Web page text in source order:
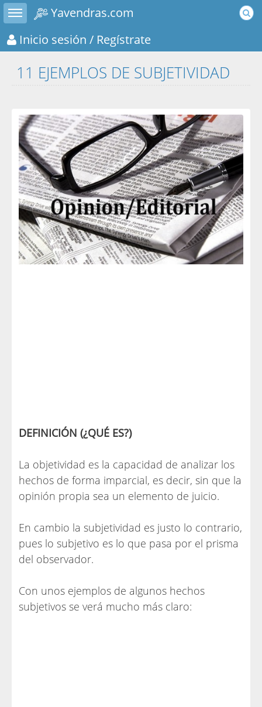
Toggle sidebar
Yavendras.com
Inicio sesión / Regístrate
11 EJEMPLOS DE SUBJETIVIDAD
DEFINICIÓN (¿QUÉ ES?)
La objetividad es la capacidad de analizar los
hechos de forma imparcial, es decir, sin que la
opinión propia sea un elemento de juicio.
En cambio la subjetividad es justo lo contrario,
pues lo subjetivo es lo que pasa por el prisma
del observador.
Con unos ejemplos de algunos hechos
subjetivos se verá mucho más claro: